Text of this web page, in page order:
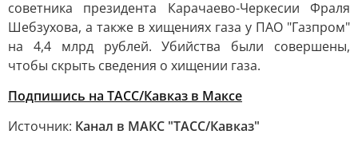
советника президента Карачаево-Черкесии Фраля
Шебзухова, а также в хищениях газа у ПАО "Газпром"
на 4,4 млрд рублей. Убийства были совершены,
чтобы скрыть сведения о хищении газа.
Подпишись на ТАСС/Кавказ в Максе
Источник: Канал в МАКС "ТАСС/Кавказ"